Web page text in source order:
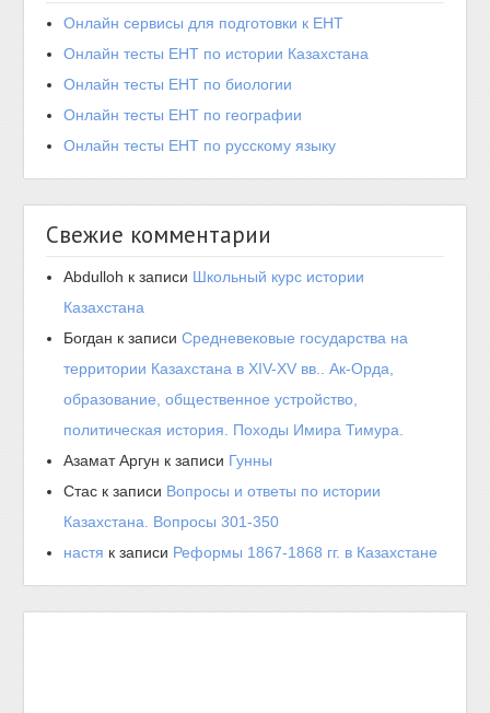
Онлайн сервисы для подготовки к ЕНТ
Онлайн тесты ЕНТ по истории Казахстана
Онлайн тесты ЕНТ по биологии
Онлайн тесты ЕНТ по географии
Онлайн тесты ЕНТ по русскому языку
Свежие комментарии
Abdulloh к записи Школьный курс истории
Казахстана
Богдан к записиСредневековые государства на
территории Казахстана в XIV-XV вв.. Ак-Орда,
образование, общественное устройство,
политическая история. Походы Имира Тимура.
Азамат Аргун к записи Гунны
Стас к записи Вопросы и ответы по истории
Казахстана. Вопросы 301-350
настя к записи Реформы 1867-1868 гг. в Казахстане